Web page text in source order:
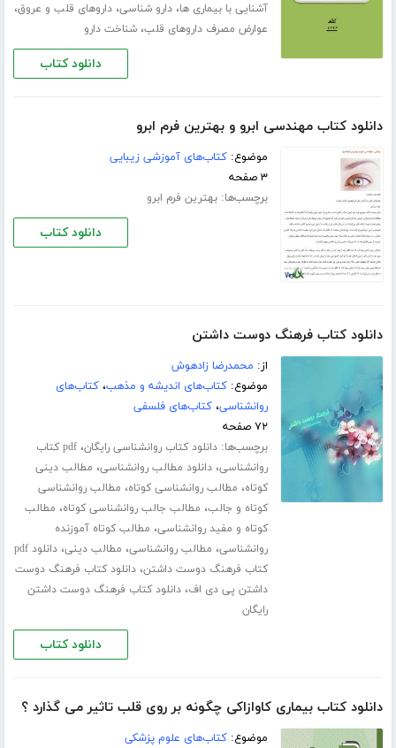
آشنایی با بیماری ها،دارو شناسی،داروهای قلب و عروق،
عوارض مصرف داروهای قلب،شناخت دارو
دانلود کتاب
دانلود کتاب مهندسی ابرو و بهترین فرم ابرو
موضوع:کتاب‌های آموزشی زیبایی
۳ صفحه
برچسب‌ها:بهترین فرم ابرو
دانلود کتاب
دانلود کتاب فرهنگ دوست داشتن
از: محمدرضا زادهوش
موضوع:کتاب‌های اندیشه و مذهب،کتاب‌های
روانشناسی،کتاب‌های فلسفی
۷۲ صفحه
برچسب‌ها:دانلود کتاب روانشناسی رایگان،
pdf کتاب
روانشناسی،دانلود مطالب روانشناسی، مطالب دینی
کوتاه، مطالب روانشناسی کوتاه، مطالب روانشناسی
کوتاه و جالب، مطالب جالب روانشناسی کوتاه، مطالب
کوتاه و مفید روانشناسی، مطالب کوتاه آموزنده
روانشناسی، مطالب روانشناسی، مطالب دینی،
دانلود pdf
کتاب فرهنگ دوست داشتن،دانلود کتاب فرهنگ دوست
داشتن پی دی اف،دانلود کتاب فرهنگ دوست داشتن
رایگان
دانلود کتاب
دانلود کتاب بیماری كاوازاكی چگونه بر روی قلب تاثیر می گذارد ؟
موضوع:کتاب‌های علوم پزشکی